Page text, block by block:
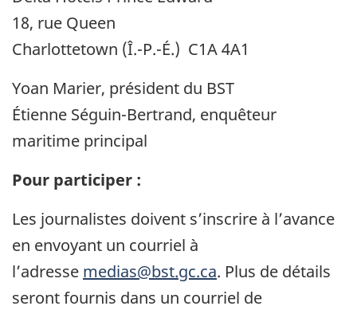
18, rue Queen
Charlottetown (Î.-P.-É.) C1A 4A1
Yoan Marier, président du BST
Étienne Séguin-Bertrand, enquêteur
maritime principal
Pour participer :
Les journalistes doivent s’inscrire à l’avance
en envoyant un courriel à
l’adresse medias@bst.gc.ca. Plus de détails
seront fournis dans un courriel de